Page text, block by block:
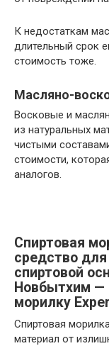
К недостаткам
длительный срок
стоимость тоже.
Масляно-
Восковые и
из натуральных
чистыми
стоимости,
аналогов.
Спиртовая
средство
спиртовой
Новбытхим —
морилку
Спиртовая
материал от